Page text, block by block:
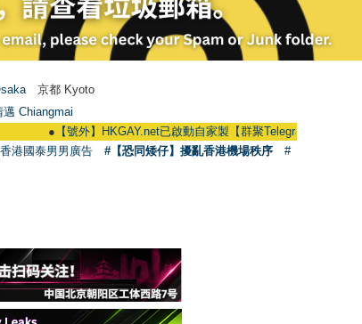
京都 Kyoto
邁 Chiangmai
【號外】HKGAY.net已啟動自家製【群聚Telegram群組】
港國泰男男廣告 #【恐同矮仔】擾亂香港機場秩序
#